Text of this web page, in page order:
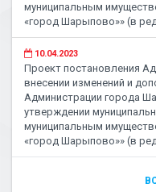
муниципальным
«город Шарыпово»» (в
10.04.2023
Проект постановления
внесении изменений и
Администрации города
утверждении
муниципальным
«город Шарыпово»» (в